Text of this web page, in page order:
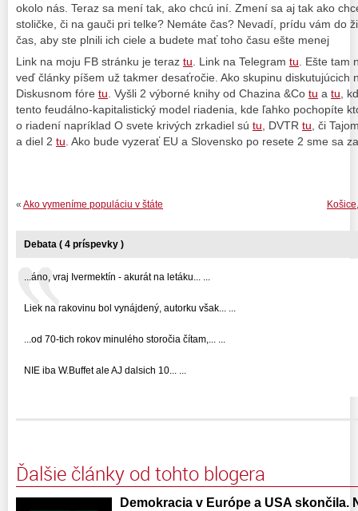
okolo nás. Teraz sa mení tak, ako chcú iní. Zmení sa aj tak ako
stoličke, či na gauči pri telke? Nemáte čas? Nevadí, prídu vám do
čas, aby ste plnili ich ciele a budete mať toho času ešte menej
Link na moju FB stránku je teraz tu . Link na Telegram tu . Ešte
veď články píšem už takmer desaťročie. Ako skupinu diskutujúcich
Diskusnom fóre tu . Vyšli 2 výborné knihy od Chazina &Co tu a tu ,
tento feudálno-kapitalistický model riadenia, kde ľahko pochopíte
o riadení napríklad O svete krivých zrkadiel sú tu , DVTR tu , či
a diel 2 tu . Ako bude vyzerať EU a Slovensko po resete 2 sme sa
« Ako vymeníme populáciu v štáte
Debata ( 4 príspevky )
...áno, vraj Ivermektín - akurát na letáku... ...
Liek na rakovinu bol vynájdený, autorku však... ...
...od 70-tich rokov minulého storočia čítam,... ...
NIE iba W.Buffet ale AJ dalsich 10... ...
Ďalšie články od tohto blogera
Demokracia v Európe a USA skončila.